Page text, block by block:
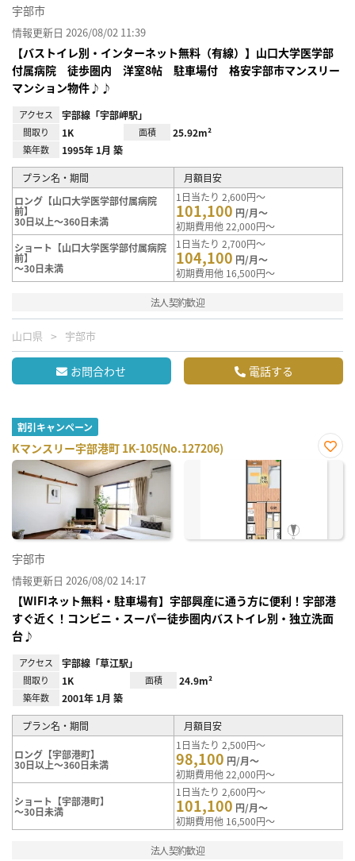
宇部市
情報更新日 2026/08/02 11:39
【バストイレ別・インターネット無料（有線）】山口大学医学部
付属病院 徒歩圏内 洋室8帖 駐車場付 格安宇部市マンスリー
マンション物件♪♪
アクセス 宇部線「宇部岬駅」
間取り 1K 面積 25.92m²
築年数 1995年 1月 築
プラン名・期間
月額目安
ロング【山口大学医学部付属病院
前】
30日以上～360日未満
1日当たり 2,600円～
101,100 円/月～
初期費用他 22,000円～
ショート【山口大学医学部付属病院
前】
～30日未満
1日当たり 2,700円～
104,100 円/月～
初期費用他 16,500円～
法人契約歓迎
山口県 宇部市
お問合わせ 電話する
割引キャンペーン
Kマンスリー宇部港町 1K-105(No.127206)
お気
宇部市
情報更新日 2026/08/02 14:17
【WIFIネット無料・駐車場有】宇部興産に通う方に便利！宇部港
すぐ近く！コンビニ・スーパー徒歩圏内バストイレ別・独立洗面
台♪
アクセス 宇部線「草江駅」
間取り 1K 面積 24.9m²
築年数 2001年 1月 築
プラン名・期間 月額目安
ロング【宇部港町】
30日以上～360日未満
1日当たり 2,500円～
98,100 円/月～
初期費用他 22,000円～
ショート【宇部港町】
～30日未満
1日当たり 2,600円～
101,100 円/月～
初期費用他 16,500円～
法人契約歓迎